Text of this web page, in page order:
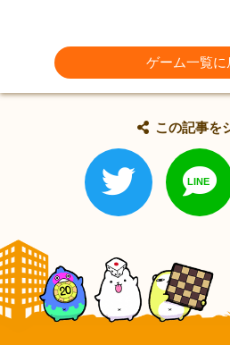
ゲーム一覧に
この記事を